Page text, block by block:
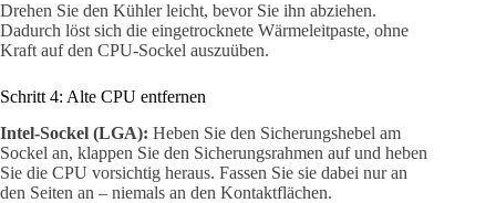
Drehen Sie den Kühler leicht, bevor Sie ihn abziehen.
Dadurch löst sich die eingetrocknete Wärmeleitpaste, ohne
Kraft auf den CPU-Sockel auszuüben.
Schritt 4: Alte CPU entfernen
Intel-Sockel (LGA): Heben Sie den Sicherungshebel am
Sockel an, klappen Sie den Sicherungsrahmen auf und heben
Sie die CPU vorsichtig heraus. Fassen Sie sie dabei nur an
den Seiten an – niemals an den Kontaktflächen.